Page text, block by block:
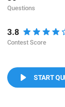
Questions
3.8
Contest Score
START